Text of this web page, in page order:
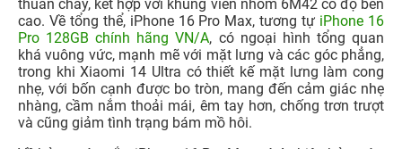
thuần chay, kết hợp với khung viền nhôm 6M42 có độ bền
cao. Về tổng thể, iPhone 16 Pro Max, tương tự iPhone 16
Pro 128GB chính hãng VN/A, có ngoại hình tổng quan
khá vuông vức, mạnh mẽ với mặt lưng và các góc phẳng,
trong khi Xiaomi 14 Ultra có thiết kế mặt lưng làm cong
nhẹ, với bốn cạnh được bo tròn, mang đến cảm giác nhẹ
nhàng, cầm nắm thoải mái, êm tay hơn, chống trơn trượt
và cũng giảm tình trạng bám mồ hôi.